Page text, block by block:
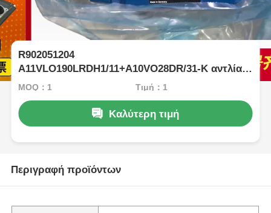
R902051204
A11VLO190LRDH1/11+A10VO28DR/31-K αντλία
βυθού για σκάφους
MOQ：1 Τιμή：1
Καλύτερη τιμή
Περιγραφή προϊόντων